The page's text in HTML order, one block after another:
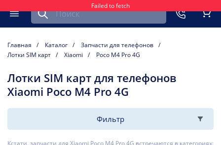
Failed to fetch
Меню
Найти запчасть для мобильного устройства
Главная Каталог
Запчасти для телефонов
Лотки SIM карт
Xiaomi Poco M4 Pro 4G
Лотки SIM карт для телефонов
Xiaomi Poco M4 Pro 4G
Фильтр
Кстати, запчасти для Xiaomi Poco M4 Pro 4G встречаются в категориях: